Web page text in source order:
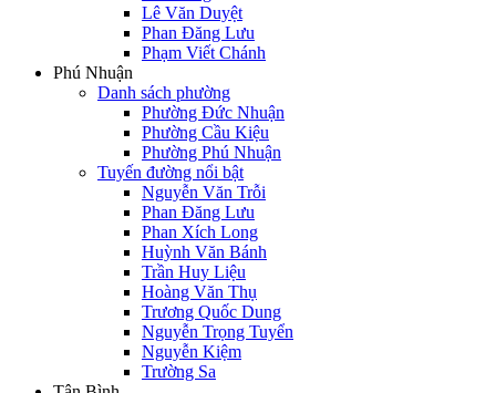
Lê Văn Duyệt
Phan Đăng Lưu
Phạm Viết Chánh
Phú Nhuận
Danh sách phường
Phường Đức Nhuận
Phường Cầu Kiệu
Phường Phú Nhuận
Tuyến đường nổi bật
Nguyễn Văn Trỗi
Phan Đăng Lưu
Phan Xích Long
Huỳnh Văn Bánh
Trần Huy Liệu
Hoàng Văn Thụ
Trương Quốc Dung
Nguyễn Trọng Tuyển
Nguyễn Kiệm
Trường Sa